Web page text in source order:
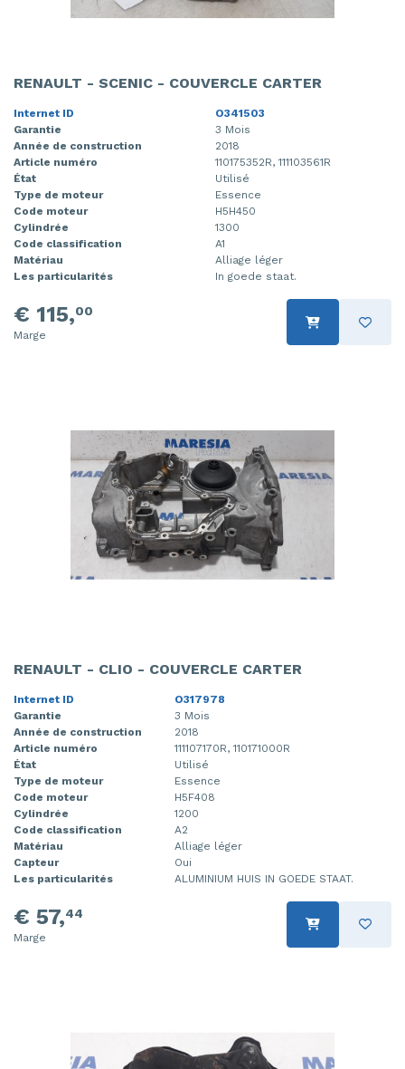
RENAULT - SCENIC - COUVERCLE CARTER
Internet ID
O341503
Garantie
3 Mois
Année de construction
2018
Article numéro
110175352R, 111103561R
État
Utilisé
Type de moteur
Essence
Code moteur
H5H450
Cylindrée
1300
Code classification
A1
Matériau
Alliage léger
Les particularités
In goede staat.
€ 115,00
Marge
RENAULT - CLIO - COUVERCLE CARTER
Internet ID
O317978
Garantie
3 Mois
Année de construction
2018
Article numéro
111107170R, 110171000R
État
Utilisé
Type de moteur
Essence
Code moteur
H5F408
Cylindrée
1200
Code classification
A2
Matériau
Alliage léger
Capteur
Oui
Les particularités
ALUMINIUM HUIS IN GOEDE STAAT.
€ 57,44
Marge